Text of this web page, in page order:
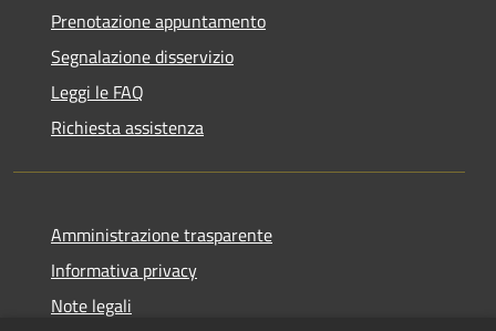
Prenotazione appuntamento
Segnalazione disservizio
Leggi le FAQ
Richiesta assistenza
Amministrazione trasparente
Informativa privacy
Note legali